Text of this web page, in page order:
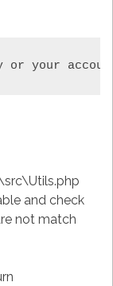
or your
and check
not match